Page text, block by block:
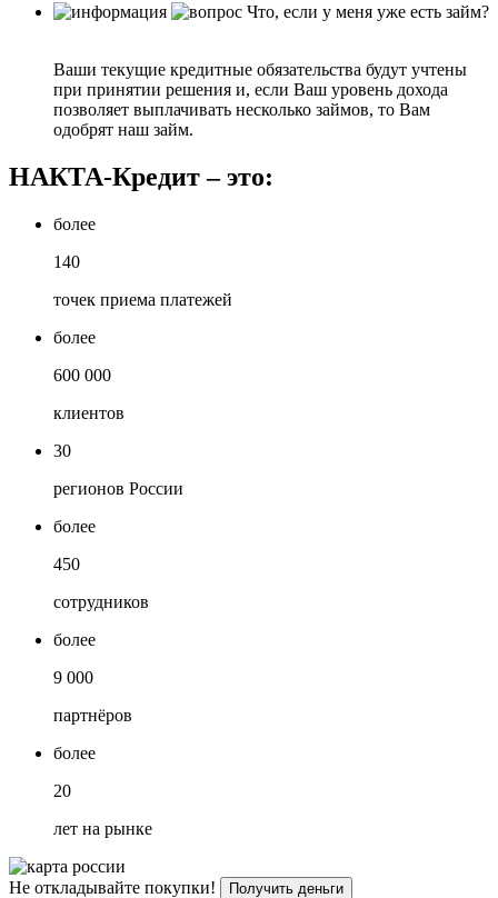
Что, если у меня уже есть займ?
Ваши текущие кредитные обязательства будут учтены
при принятии решения и, если Ваш уровень дохода
позволяет выплачивать несколько займов, то Вам
одобрят наш займ.
НАКТА-Кредит – это:
более
140
точек приема платежей
более
600 000
клиентов
30
регионов России
более
450
сотрудников
более
9 000
партнёров
более
20
лет на рынке
Не откладывайте покупки! Получить деньги